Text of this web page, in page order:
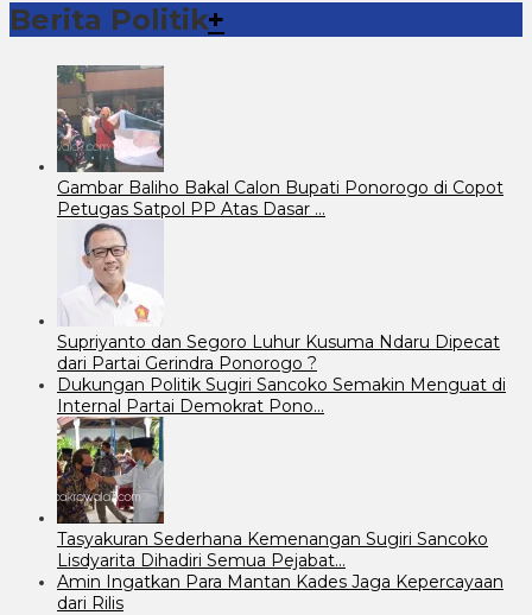
Berita Politik+
Gambar Baliho Bakal Calon Bupati Ponorogo di Copot
Petugas Satpol PP Atas Dasar …
Supriyanto dan Segoro Luhur Kusuma Ndaru Dipecat
dari Partai Gerindra Ponorogo ?
Dukungan Politik Sugiri Sancoko Semakin Menguat di
Internal Partai Demokrat Pono…
Tasyakuran Sederhana Kemenangan Sugiri Sancoko
Lisdyarita Dihadiri Semua Pejabat…
Amin Ingatkan Para Mantan Kades Jaga Kepercayaan
dari Rilis